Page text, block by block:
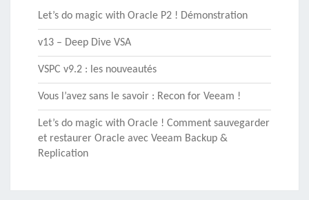
Let’s do magic with Oracle P2 ! Démonstration
v13 – Deep Dive VSA
VSPC v9.2 : les nouveautés
Vous l’avez sans le savoir : Recon for Veeam !
Let’s do magic with Oracle ! Comment sauvegarder
et restaurer Oracle avec Veeam Backup &
Replication